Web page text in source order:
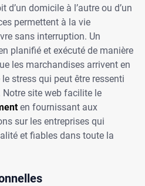
d’un domicile à l’autre ou d’un
permettent à la vie
sans interruption. Un
planifié et exécuté de manière
les marchandises arrivent en
stress qui peut être ressenti
Notre site web facilite le
en fournissant aux
sur les entreprises qui
et fiables dans toute la